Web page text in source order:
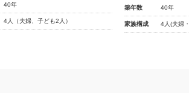
40年
4人（夫婦、子ども2人）
築年数 40年
家族構成 4人(夫婦